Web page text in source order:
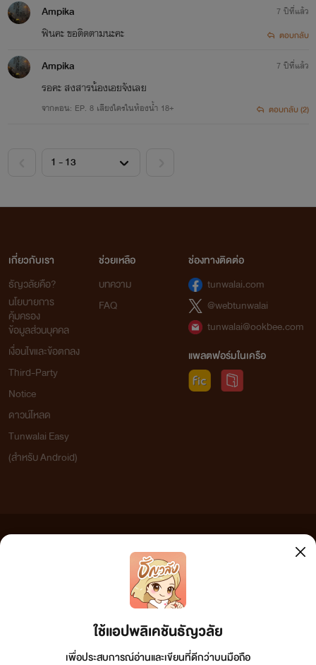
Ampika
ฟินคะ ขอติดตามนะคะ
7 ปีที่แล้ว
ตอบกลับ
Ampika
รอคะ สงสารน้องเอยจังเลย
จากตอน: EP. 8 เสียงใครในห้องน้ำ 18+
7 ปีที่แล้ว
ตอบกลับ (2)
ใช้แอปพลิเคชันธัญวลัย
เพื่อประสบการณ์อ่านและเขียนที่ดีกว่าบนมือถือ
เกี่ยวกับเรา
ธัญวลัยคือ?
นโยบายการ
คุ้มครอง
ข้อมูลส่วนบุคคล
เงื่อนไขและข้อตกลง
Third-Party
Notice
ดาวน์โหลด
Tunwalai Easy
(สำหรับ Android)
ช่วยเหลือ
บทความ
FAQ
ช่องทางติดต่อ
tunwalai.com
@webtunwalai
tunwalai@ookbee.com
แพลตฟอร์มในเครือ
เว็บไซต์แห่งนี้ไม่ได้เห็นด้วยและไม่ขอรับผิดชอบต่อข้อความใดๆ ทั้งสิ้น ดังนั้นผู้อ่านทุกท่านโปรดใช้
วิจารณญาณในการกลั่นกรองด้วยตนเอง และหากท่านพบข้อความใดๆ ที่ขัดต่อกฎหมายและศีลธรรม
กรุณาแจ้งมาที่ tunwalai@ookbee.com เพื่อทีมงานจะได้ดำเนินการในทันที ทั้งนี้ ทางเว็บไซต์ขอสงวน
ลิขสิทธิ์ตามพระราชบัญญัติลิขสิทธิ์ (ฉบับเพิ่มเติม) พ.ศ.2558